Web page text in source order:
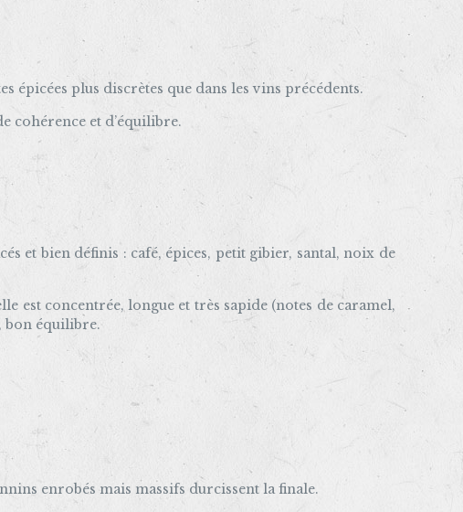
épicées plus discrètes que dans les vins précédents.
cohérence et d’équilibre.
et bien définis : café, épices, petit gibier, santal, noix de
est concentrée, longue et très sapide (notes de caramel,
bon équilibre.
enrobés mais massifs durcissent la finale.